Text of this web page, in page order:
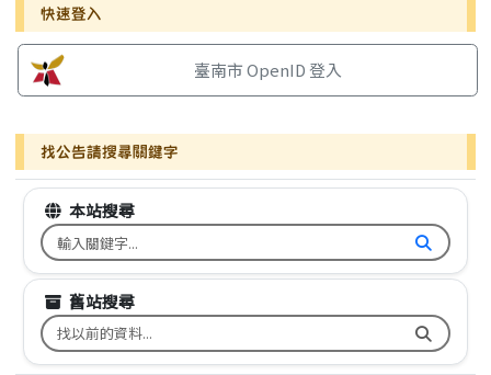
右邊區域內容
快速登入
臺南市 OpenID 登入
找公告請搜尋關鍵字
本站搜尋
搜尋台南市文元國小全球資訊網關鍵字
舊站搜尋
搜尋台南市文元國小舊校網關鍵字